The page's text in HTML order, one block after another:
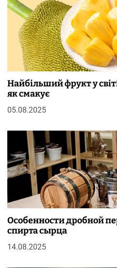
Найбільший фрукт у
як смакує
05.08.2025
Особенности дробной
спирта сырца
14.08.2025